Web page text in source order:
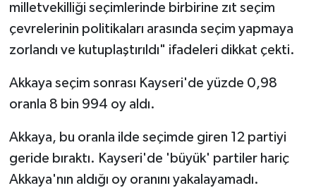
milletvekilliği seçimlerinde birbirine zıt seçim
çevrelerinin politikaları arasında seçim yapmaya
zorlandı ve kutuplaştırıldı" ifadeleri dikkat çekti.
Akkaya seçim sonrası Kayseri'de yüzde 0,98
oranla 8 bin 994 oy aldı.
Akkaya, bu oranla ilde seçimde giren 12 partiyi
geride bıraktı. Kayseri'de 'büyük' partiler hariç
Akkaya'nın aldığı oy oranını yakalayamadı.
YAŞAM
KÜLTÜR SANAT